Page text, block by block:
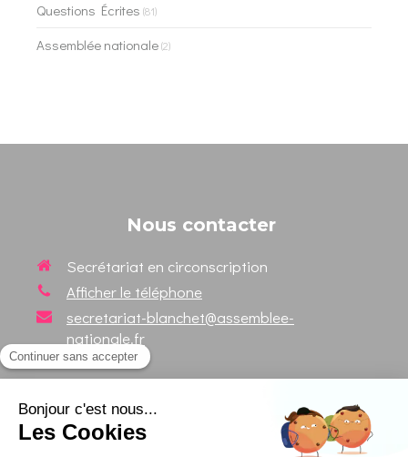
Questions Écrites (81)
Assemblée nationale(2)
Nous contacter
Secrétariat en circonscription
Afficher le téléphone
secretariat-blanchet@assemblee-
nationale.fr
Suivez votre Député sur les
réseaux sociaux